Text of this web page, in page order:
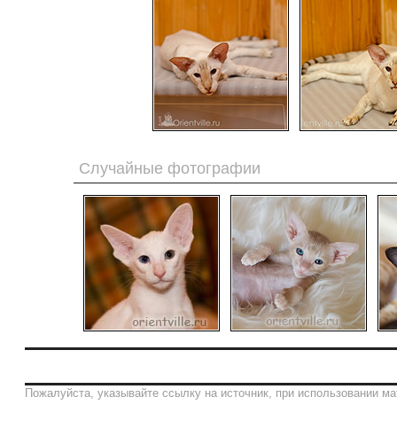
Случайные фотографии
Пожалуйста, указывайте ссылку на источник, при использовании